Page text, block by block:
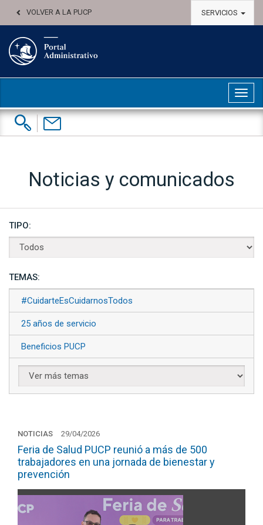
VOLVER A LA PUCP SERVICIOS
Buscar:
Contáctenos
Noticias y comunicados
TIPO:
TEMAS:
#CuidarteEsCuidarnosTodos
25 años de servicio
Beneficios PUCP
NOTICIAS 29/04/2026
Feria de Salud PUCP reunió a más de 500
trabajadores en una jornada de bienestar y
prevención